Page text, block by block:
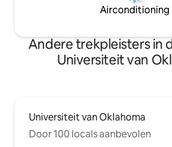
Airconditioning
Andere trekpleisters in
Universiteit van
Universiteit van Oklahoma
Door 100 locals aanbevolen